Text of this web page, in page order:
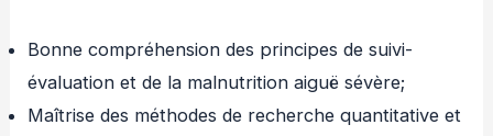
Bonne compréhension des principes de suivi-
évaluation et de la malnutrition aiguë sévère;
Maîtrise des méthodes de recherche quantitative et